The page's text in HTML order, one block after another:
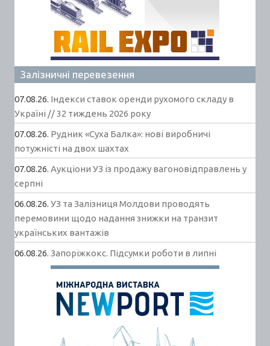
Залізничні перевезення
07.08.26. Індекси ставок оренди рухомого складу в
Україні // 32 тиждень 2026 року
07.08.26. Рудник «Суха Балка»: нові виробничі
потужністі на двох шахтах
07.08.26. Аукціони УЗ із продажу вагоновідправлень у
серпні
06.08.26. УЗ та Залізниця Молдови проводять
перемовини щодо надання знижки на транзит
українських вантажів
06.08.26. Запоріжкокс. Підсумки роботи в липні